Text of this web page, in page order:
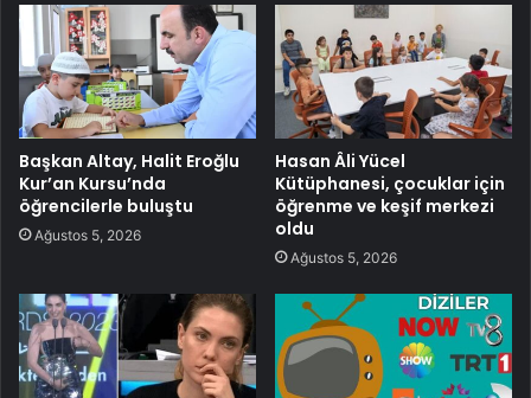
Başkan Altay, Halit Eroğlu
Kur’an Kursu’nda
öğrencilerle buluştu
Ağustos 5, 2026
Hasan Âli Yücel
Kütüphanesi, çocuklar için
öğrenme ve keşif merkezi
oldu
Ağustos 5, 2026